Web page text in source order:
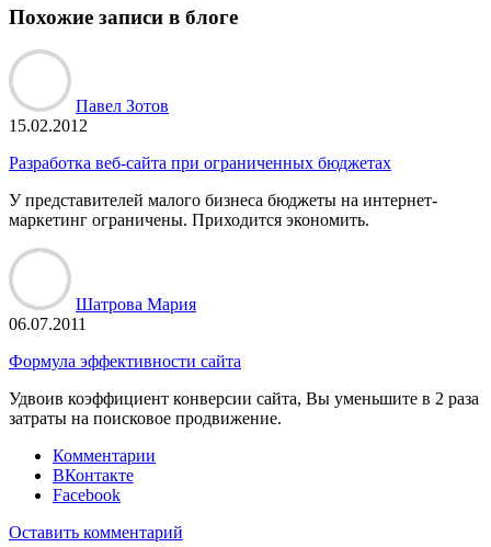
Похожие записи в блоге
Павел Зотов
15.02.2012
Разработка веб-сайта при ограниченных бюджетах
У представителей малого бизнеса бюджеты на интернет-
маркетинг ограничены. Приходится экономить.
Шатрова Мария
06.07.2011
Формула эффективности сайта
Удвоив коэффициент конверсии сайта, Вы уменьшите в 2 раза
затраты на поисковое продвижение.
Комментарии
ВКонтакте
Facebook
Оставить комментарий